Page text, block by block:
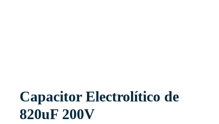
Capacitor Electrolítico de
820uF 200V